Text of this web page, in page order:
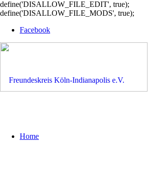
define('DISALLOW_FILE_EDIT', true);
define('DISALLOW_FILE_MODS', true);
Facebook
Home